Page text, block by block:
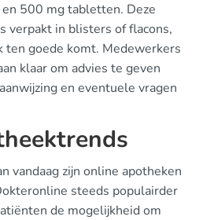
500 mg tabletten. Deze
verpakt in blisters of flacons,
ten goede komt. Medewerkers
klaar om advies te geven
en eventuele vragen
vandaag zijn online apotheken
steeds populairder
de mogelijkheid om